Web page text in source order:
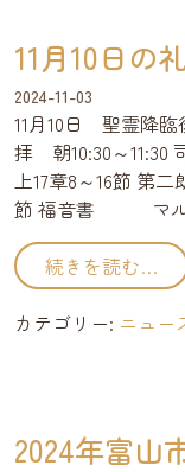
11月10日の
2024-11-03
11月10日 聖霊降臨
拝 朝10:30～
上17章8～16節 第
節 福音書 マル
続きを読む…
カテゴリー: ニュー
2024年富山